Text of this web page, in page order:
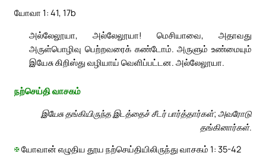
யோவா 1: 41, 17b
அல்லேலூயா, அல்லேலூயா! மெசியாவை, அதாவது
அருள்பொழிவு பெற்றவரைக் கண்டோம். அருளும் உண்மையும்
இயேசு கிறிஸ்து வழியாய் வெளிப்பட்டன. அல்லேலூயா.
நற்செய்தி வாசகம்
இயேசு தங்கியிருந்த இடத்தைச் சீடர் பார்த்தார்கள்; அவரோடு
தங்கினார்கள்.
✠யோவான் எழுதிய தூய நற்செய்தியிலிருந்து வாசகம் 1: 35-42